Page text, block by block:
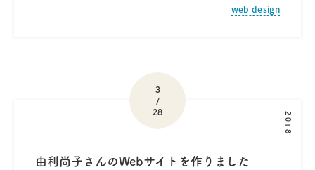
web design
3
/
28
2018
由利尚子さんのWebサイトを作りました